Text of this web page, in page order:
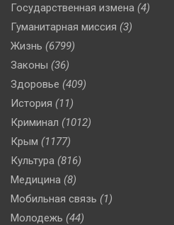
Государственная измена (4)
Гуманитарная миссия (3)
Жизнь (6799)
Законы (36)
Здоровье (409)
История (11)
Криминал (1012)
Крым (1177)
Культура (816)
Медицина (8)
Мобильная связь (1)
Молодежь (44)